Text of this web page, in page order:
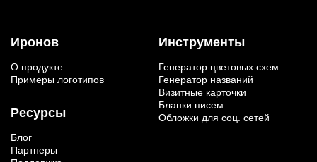
Иронов
О продукте
Примеры логотипов
Ресурсы
Блог
Партнеры
Инструменты
Генератор цветовых схем
Генератор названий
Визитные карточки
Бланки писем
Обложки для соц. сетей